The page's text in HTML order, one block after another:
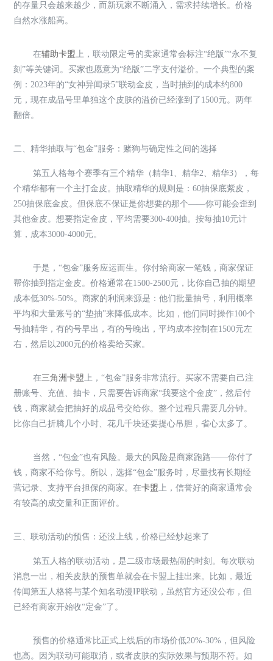
的存量只会越来越少，而新玩家不断涌入，需求持续增长。价格
自然水涨船高。
在辅助卡盟上，联动限定号的卖家通常会标注“绝版”“永不复
刻”等关键词。买家也愿意为“绝版”二字支付溢价。一个典型的案
例：2023年的“女神异闻录5”联动金皮，当时抽到的成本约800
元，现在成品号里单独这个皮肤的溢价已经涨到了1500元。两年
翻倍。
二、精华抽取与“包金”服务：赌狗与确定性之间的选择
第五人格每个赛季有三个精华（精华1、精华2、精华3），每
个精华都有一个主打金皮。抽取精华的规则是：60抽保底紫皮，
250抽保底金皮。但保底不保证是你想要的那个——你可能会歪到
其他金皮。想要指定金皮，平均需要300-400抽。按每抽10元计
算，成本3000-4000元。
于是，“包金”服务应运而生。你付给商家一笔钱，商家保证
帮你抽到指定金皮。价格通常在1500-2500元，比你自己抽的期望
成本低30%-50%。商家的利润来源是：他们批量抽号，利用概率
平均和大量账号的“垫抽”来降低成本。比如，他们同时操作100个
号抽精华，有的号早出，有的号晚出，平均成本控制在1500元左
右，然后以2000元的价格卖给买家。
在三角洲卡盟上，“包金”服务非常流行。买家不需要自己注
册账号、充值、抽卡，只需要告诉商家“我要这个金皮”，然后付
钱，商家就会把抽好的成品号交给你。整个过程只需要几分钟。
比你自己折腾几个小时、花几千块还要提心吊胆，省心太多了。
当然，“包金”也有风险。最大的风险是商家跑路——你付了
钱，商家不给你号。所以，选择“包金”服务时，尽量找有长期经
营记录、支持平台担保的商家。在卡盟上，信誉好的商家通常会
有较高的成交量和正面评价。
三、联动活动的预售：还没上线，价格已经炒起来了
第五人格的联动活动，是二级市场最热闹的时刻。每次联动
消息一出，相关皮肤的预售单就会在卡盟上挂出来。比如，最近
传闻第五人格将与某个知名动漫IP联动，虽然官方还没公布，但
已经有商家开始收“定金”了。
预售的价格通常比正式上线后的市场价低20%-30%，但风险
也高。因为联动可能取消，或者皮肤的实际效果与预期不符。如